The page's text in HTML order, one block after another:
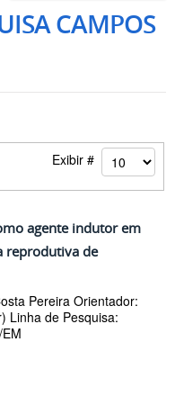
CAMPOS
Exibir #
agente indutor em
reprodutiva de
Pereira Orientador:
Linha de Pesquisa: